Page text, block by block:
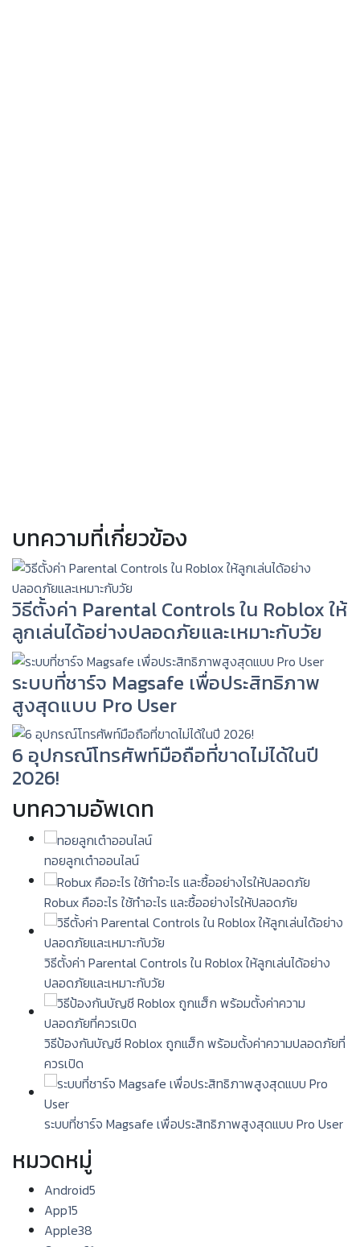
บทความที่เกี่ยวข้อง
วิธีตั้งค่า Parental Controls ใน Roblox ให้
ลูกเล่นได้อย่างปลอดภัยและเหมาะกับวัย
ระบบที่ชาร์จ Magsafe เพื่อประสิทธิภาพ
สูงสุดแบบ Pro User
6 อุปกรณ์โทรศัพท์มือถือที่ขาดไม่ได้ในปี
2026!
บทความอัพเดท
ทอยลูกเต๋าออนไลน์
Robux คืออะไร ใช้ทำอะไร และซื้ออย่างไรให้ปลอดภัย
วิธีตั้งค่า Parental Controls ใน Roblox ให้ลูกเล่นได้อย่าง
ปลอดภัยและเหมาะกับวัย
วิธีป้องกันบัญชี Roblox ถูกแฮ็ก พร้อมตั้งค่าความปลอดภัยที่
ควรเปิด
ระบบที่ชาร์จ Magsafe เพื่อประสิทธิภาพสูงสุดแบบ Pro User
หมวดหมู่
Android5
App15
Apple38